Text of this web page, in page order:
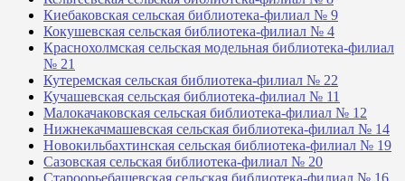
Киебаковская сельская библиотека-филиал № 9
Кокушевская сельская библиотека-филиал № 4
Краснохолмская сельская модельная библиотека-филиал
№ 21
Кутеремская сельская библиотека-филиал № 22
Кучашевская сельская библиотека-филиал № 11
Малокачаковская сельская библиотека-филиал № 12
Нижнекачмашевская сельская библиотека-филиал № 14
Новокильбахтинская сельская библиотека-филиал № 19
Сазовская сельская библиотека-филиал № 20